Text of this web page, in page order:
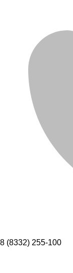
8 (8332) 255-100